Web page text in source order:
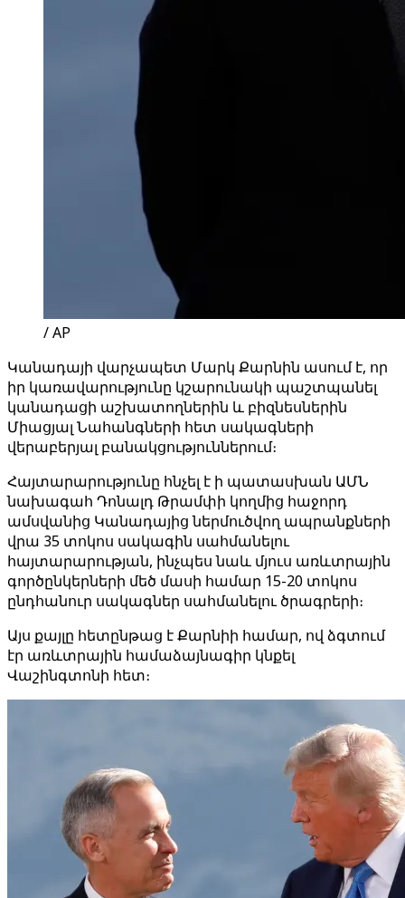
/ AP
Կանադայի վարչապետ Մարկ Քարնին ասում է, որ
իր կառավարությունը կշարունակի պաշտպանել
կանադացի աշխատողներին և բիզնեսներին
Միացյալ Նահանգների հետ սակագների
վերաբերյալ բանակցություններում։
Հայտարարությունը հնչել է ի պատասխան ԱՄՆ
նախագահ Դոնալդ Թրամփի կողմից հաջորդ
ամսվանից Կանադայից ներմուծվող ապրանքների
վրա 35 տոկոս սակագին սահմանելու
հայտարարության, ինչպես նաև մյուս առևտրային
գործընկերների մեծ մասի համար 15-20 տոկոս
ընդհանուր սակագներ սահմանելու ծրագրերի։
Այս քայլը հետընթաց է Քարնիի համար, ով ձգտում
էր առևտրային համաձայնագիր կնքել
Վաշինգտոնի հետ։